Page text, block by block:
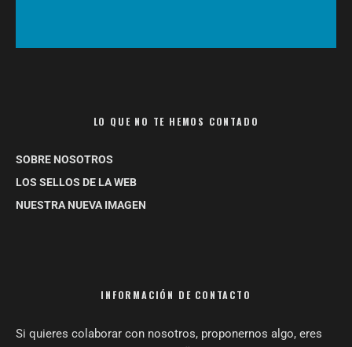
LO QUE NO TE HEMOS CONTADO
SOBRE NOSOTROS
LOS SELLOS DE LA WEB
NUESTRA NUEVA IMAGEN
INFORMACIÓN DE CONTACTO
Si quieres colaborar con nosotros, proponernos algo, eres